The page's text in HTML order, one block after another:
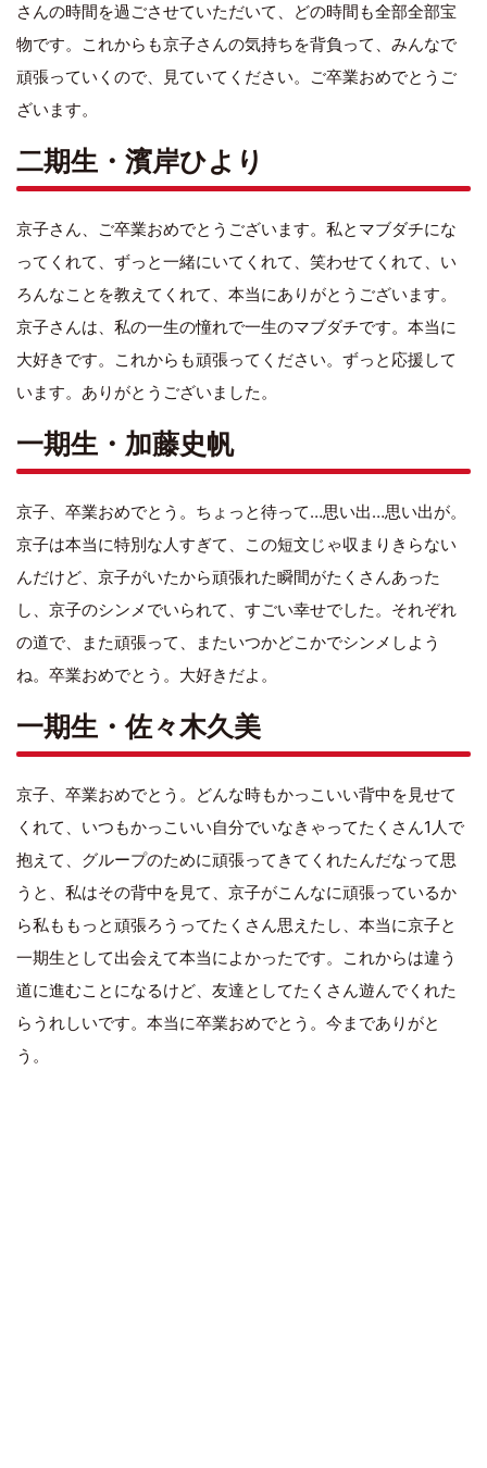
さんの時間を過ごさせていただいて、どの時間も全部全部宝
物です。これからも京子さんの気持ちを背負って、みんなで
頑張っていくので、見ていてください。ご卒業おめでとうご
ざいます。
二期生・濱岸ひより
京子さん、ご卒業おめでとうございます。私とマブダチにな
ってくれて、ずっと一緒にいてくれて、笑わせてくれて、い
ろんなことを教えてくれて、本当にありがとうございます。
京子さんは、私の一生の憧れで一生のマブダチです。本当に
大好きです。これからも頑張ってください。ずっと応援して
います。ありがとうございました。
一期生・加藤史帆
京子、卒業おめでとう。ちょっと待って…思い出…思い出が。
京子は本当に特別な人すぎて、この短文じゃ収まりきらない
んだけど、京子がいたから頑張れた瞬間がたくさんあった
し、京子のシンメでいられて、すごい幸せでした。それぞれ
の道で、また頑張って、またいつかどこかでシンメしよう
ね。卒業おめでとう。大好きだよ。
一期生・佐々木久美
京子、卒業おめでとう。どんな時もかっこいい背中を見せて
くれて、いつもかっこいい自分でいなきゃってたくさん1人で
抱えて、グループのために頑張ってきてくれたんだなって思
うと、私はその背中を見て、京子がこんなに頑張っているか
ら私ももっと頑張ろうってたくさん思えたし、本当に京子と
一期生として出会えて本当によかったです。これからは違う
道に進むことになるけど、友達としてたくさん遊んでくれた
らうれしいです。本当に卒業おめでとう。今までありがと
う。